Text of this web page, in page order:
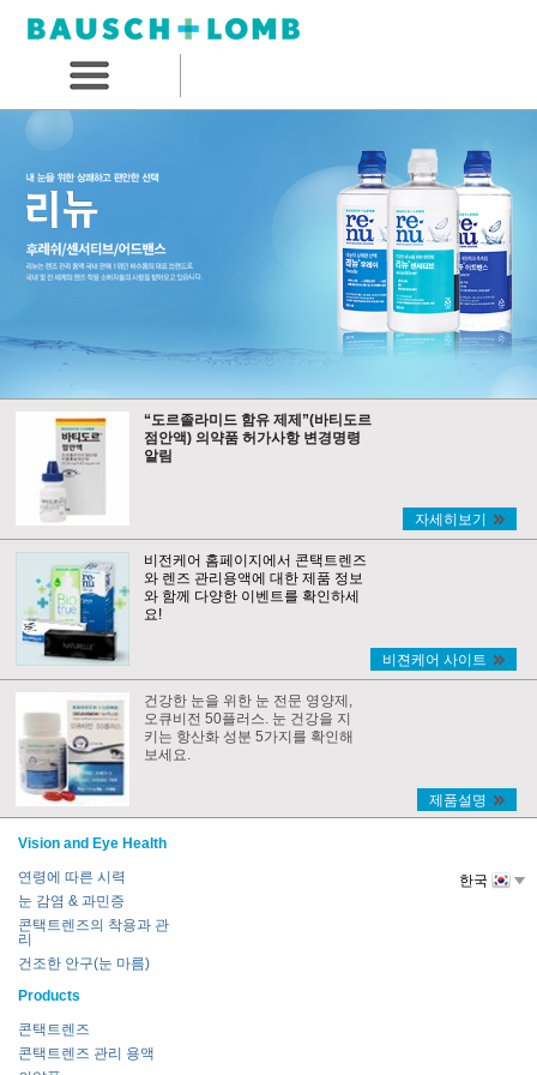
“도르졸라미드 함유 제제”(바티도르
점안액) 의약품 허가사항 변경명령
알림
자세히보기
비전케어 홈페이지에서 콘택트렌즈
와 렌즈 관리용액에 대한 제품 정보
와 함께 다양한 이벤트를 확인하세
요!
비젼케어 사이트
건강한 눈을 위한 눈 전문 영양제,
오큐비전 50플러스. 눈 건강을 지
키는 항산화 성분 5가지를 확인해
보세요.
제품설명
Vision and Eye Health
연령에 따른 시력
눈 감염 & 과민증
콘택트렌즈의 착용과 관
리
건조한 안구(눈 마름)
Products
콘택트렌즈
콘택트렌즈 관리 용액
한국